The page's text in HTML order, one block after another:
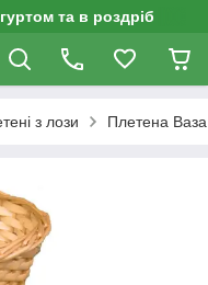
та в роздріб
з лози Плетена